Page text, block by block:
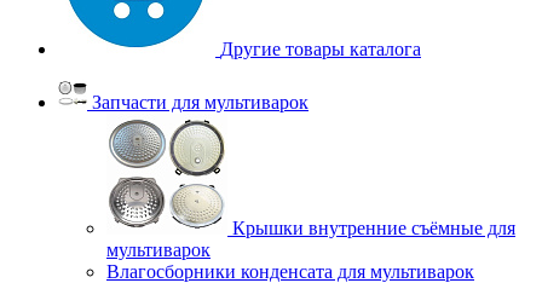
Другие товары каталога
Запчасти для мультиварок
Крышки внутренние съёмные для
мультиварок
Влагосборники конденсата для мультиварок